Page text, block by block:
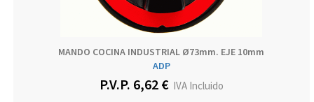
MANDO COCINA INDUSTRIAL Ø73mm. EJE 10mm
ADP
P.V.P. 6,62 €IVA Incluido